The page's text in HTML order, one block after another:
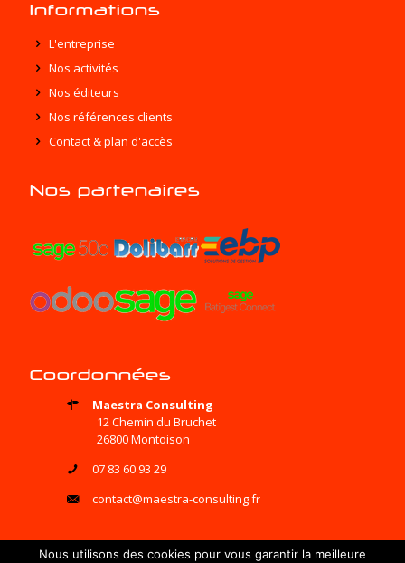
Informations
L'entreprise
Nos activités
Nos éditeurs
Nos références clients
Contact & plan d'accès
Nos partenaires
Coordonnées
Maestra Consulting
12 Chemin du Bruchet
26800 Montoison
07 83 60 93 29
contact@maestra-consulting.fr
Nous utilisons des cookies pour vous garantir la meilleure